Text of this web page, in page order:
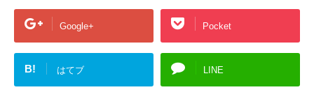
Google+ Pocket
B! はてブ LINE